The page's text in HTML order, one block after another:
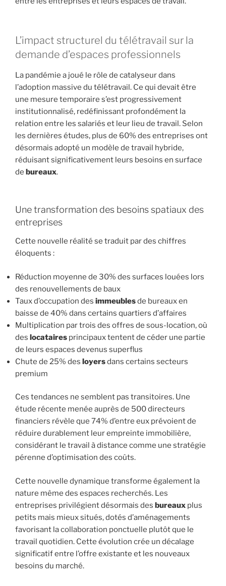
L’impact structurel du télétravail sur la
demande d’espaces professionnels
La pandémie a joué le rôle de catalyseur dans
l’adoption massive du télétravail. Ce qui devait être
une mesure temporaire s’est progressivement
institutionnalisé, redéfinissant profondément la
relation entre les salariés et leur lieu de travail. Selon
les dernières études, plus de 60% des entreprises ont
désormais adopté un modèle de travail hybride,
réduisant significativement leurs besoins en surface
de bureaux.
Une transformation des besoins spatiaux des
entreprises
Cette nouvelle réalité se traduit par des chiffres
éloquents :
Réduction moyenne de 30% des surfaces louées lors
des renouvellements de baux
Taux d’occupation des immeublesde bureaux en
baisse de 40% dans certains quartiers d’affaires
Multiplication par trois des offres de sous-location, où
des locataires principaux tentent de céder une partie
de leurs espaces devenus superflus
Chute de 25% des loyersdans certains secteurs
premium
Ces tendances ne semblent pas transitoires. Une
étude récente menée auprès de 500 directeurs
financiers révèle que 74% d’entre eux prévoient de
réduire durablement leur empreinte immobilière,
considérant le travail à distance comme une stratégie
pérenne d’optimisation des coûts.
Cette nouvelle dynamique transforme également la
nature même des espaces recherchés. Les
entreprises privilégient désormais des bureaux plus
petits mais mieux situés, dotés d’aménagements
favorisant la collaboration ponctuelle plutôt que le
travail quotidien. Cette évolution crée un décalage
significatif entre l’offre existante et les nouveaux
besoins du marché.